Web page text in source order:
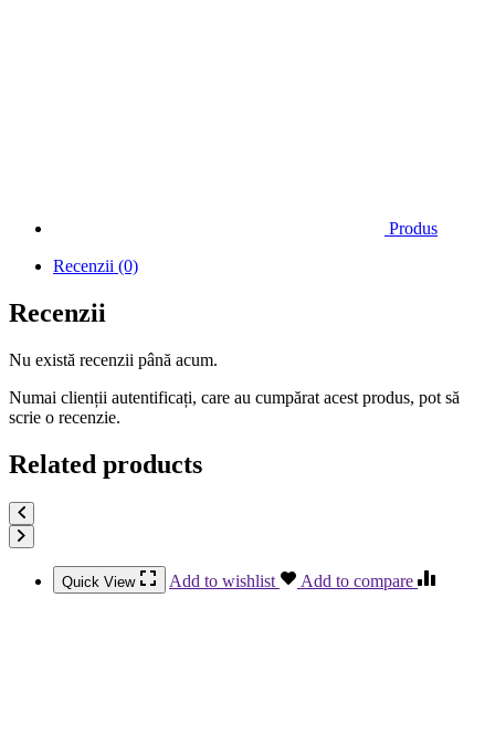
Produs
Recenzii (0)
Recenzii
Nu există recenzii până acum.
Numai clienții autentificați, care au cumpărat acest produs, pot să
scrie o recenzie.
Related products
Quick View Add to wishlist Add to compare